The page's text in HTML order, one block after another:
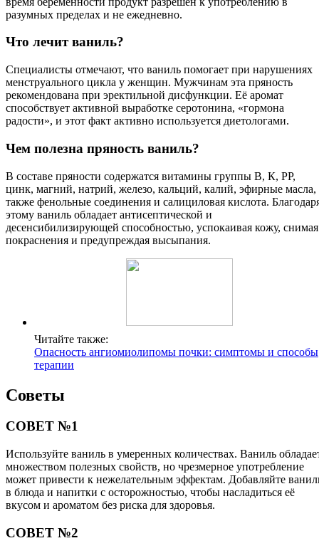
разумных пределах и не ежедневно.
Что лечит ваниль?
Специалисты отмечают, что ваниль помогает при нарушениях
менструального цикла у женщин. Мужчинам эта пряность
рекомендована при эректильной дисфункции. Её аромат
способствует активной выработке серотонина, «гормона
радости», и этот факт активно используется диетологами.
Чем полезна пряность ваниль?
В составе пряности содержатся витамины группы В, К, РР,
цинк, магний, натрий, железо, кальций, калий, эфирные масла,
также фенольные соединения и салициловая кислота.
этому ваниль обладает антисептической и
десенсибилизирующей способностью, успокаивая кожу, снимая
покраснения и предупреждая высыпания.
Читайте также:
Опасность ангиомиолипомы почки: симптомы и способы
терапии
Советы
СОВЕТ №1
Используйте ваниль в умеренных количествах. Ваниль
множеством полезных свойств, но чрезмерное употребление
может привести к нежелательным эффектам. Добавляйте
в блюда и напитки с осторожностью, чтобы насладиться её
вкусом и ароматом без риска для здоровья.
СОВЕТ №2